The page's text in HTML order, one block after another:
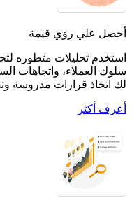
أحصل علي رؤي قيمة
استخدم تحليلات متطوره
سلوك العملاء، واتجاهات
لك اتخاذ قرارات مدروسة
أعرف أكثر